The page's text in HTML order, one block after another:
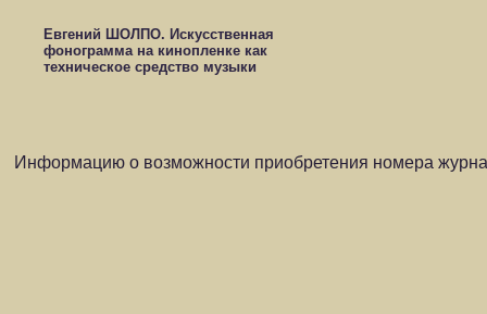
Евгений ШОЛПО. Искусственная
фонограмма на кинопленке как
техническое средство музыки
Информацию о возможности приобретения номера